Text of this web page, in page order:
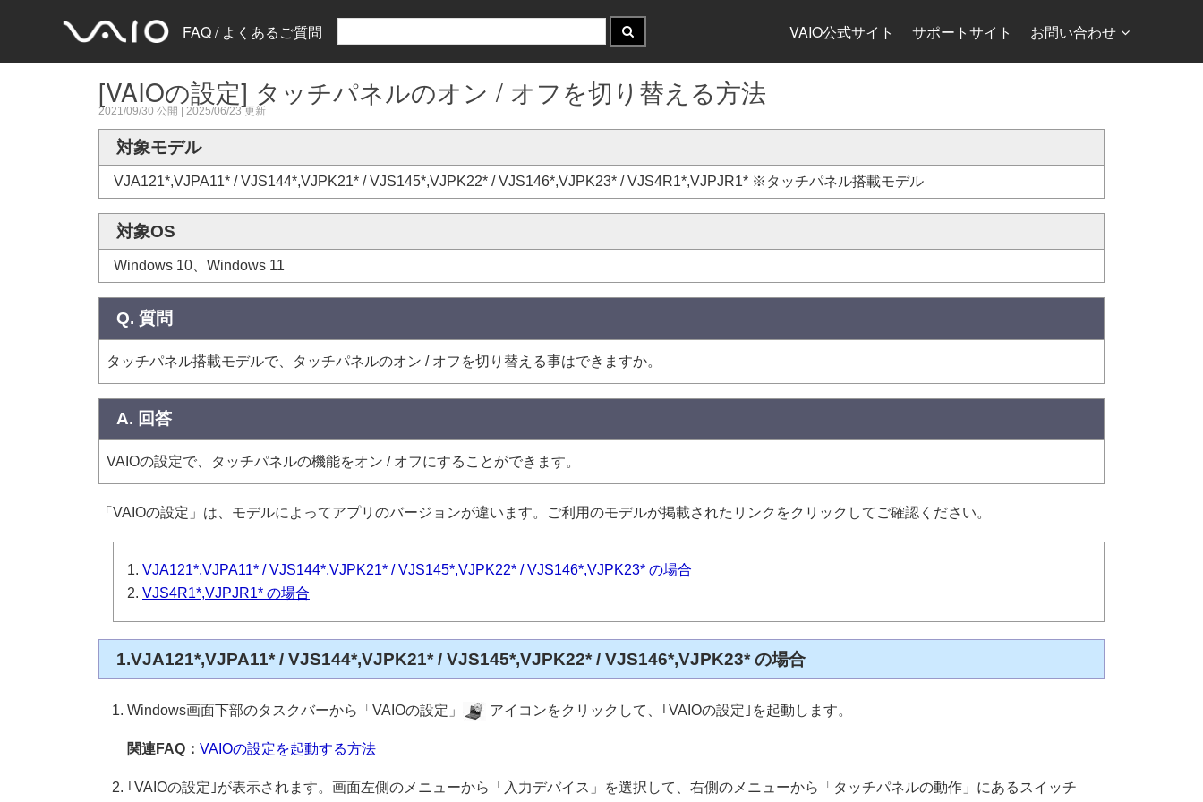
FAQ / よくあるご質問 VAIO公式サイト サポートサイト お問い合わせ
[VAIOの設定] タッチパネルのオン / オフを切り替える方法
2021/09/30 公開 | 2025/06/23更新
対象モデル
VJA121*,VJPA11* / VJS144*,VJPK21* / VJS145*,VJPK22* / VJS146*,VJPK23* / VJS4R1*,VJPJR1* ※タッチパネル搭載モデル
対象OS
Windows 10、Windows 11
Q. 質問
タッチパネル搭載モデルで、タッチパネルのオン / オフを切り替える事はできますか。
A. 回答
VAIOの設定で、タッチパネルの機能をオン / オフにすることができます。
「VAIOの設定」は、モデルによってアプリのバージョンが違います。ご利用のモデルが掲載されたリンクをクリックしてご確認ください。
VJA121*,VJPA11* / VJS144*,VJPK21* / VJS145*,VJPK22* / VJS146*,VJPK23* の場合
VJS4R1*,VJPJR1* の場合
1.VJA121*,VJPA11* / VJS144*,VJPK21* / VJS145*,VJPK22* / VJS146*,VJPK23* の場合
Windows画面下部のタスクバーから「VAIOの設定」 アイコンをクリックして、｢VAIOの設定｣を起動します。
関連FAQ： VAIOの設定を起動する方法
｢VAIOの設定｣が表示されます。画面左側のメニューから「入力デバイス」を選択して、右側のメニューから「タッチパネルの動作」にあるスイッチ